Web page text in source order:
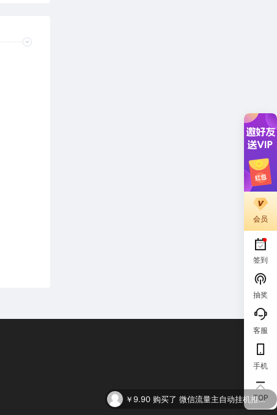
会员
签到
抽奖
客服
手机
TOP
￥9.90 购买了 微信流量主自动挂机推广，轻松日入900+，简单易上手，做就有收益。